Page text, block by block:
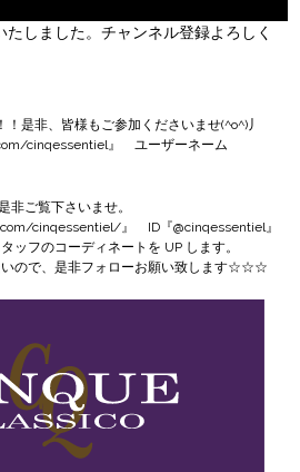
しました。チャンネル登録よろしく
！是非、皆様もご参加くださいませ(^o^)丿
cinqessentiel』 ユーザーネーム
非ご覧下さいませ。
cinqessentiel/』 ID『@cinqessentiel』
ッフのコーディネートを UP します。
いので、是非フォローお願い致します☆☆☆